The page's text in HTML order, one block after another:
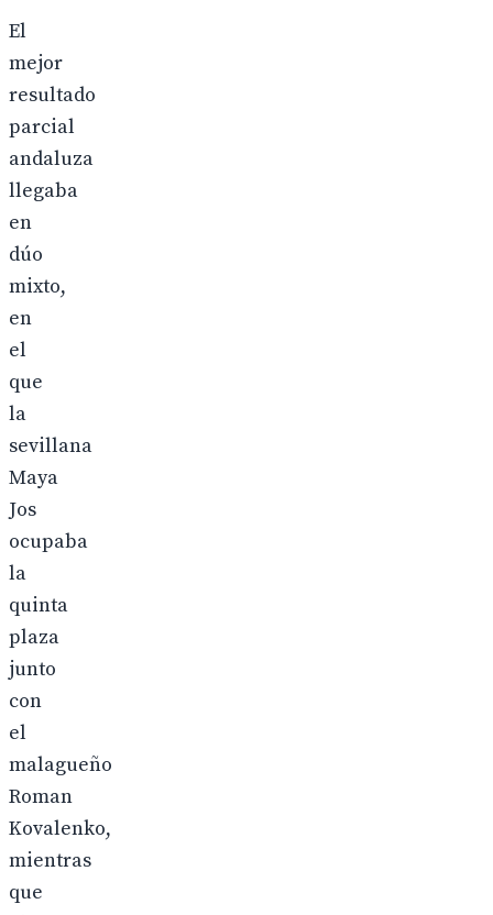
El
mejor
resultado
parcial
andaluza
llegaba
en
dúo
mixto,
en
el
que
la
sevillana
Maya
Jos
ocupaba
la
quinta
plaza
junto
con
el
malagueño
Roman
Kovalenko,
mientras
que